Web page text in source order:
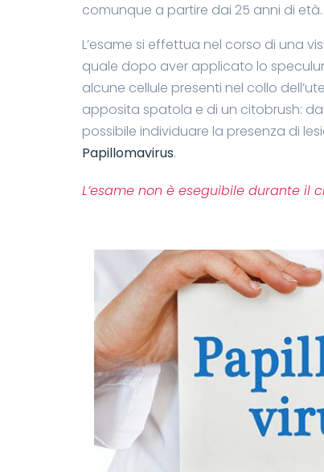
comunque a partire dai 25 anni di età.
L’esame si effettua nel corso di una
quale dopo aver applicato lo
alcune cellule presenti nel collo
apposita spatola e di un citobrush:
possibile individuare la presenza di
Papillomavirus.
L’esame non è eseguibile durante il